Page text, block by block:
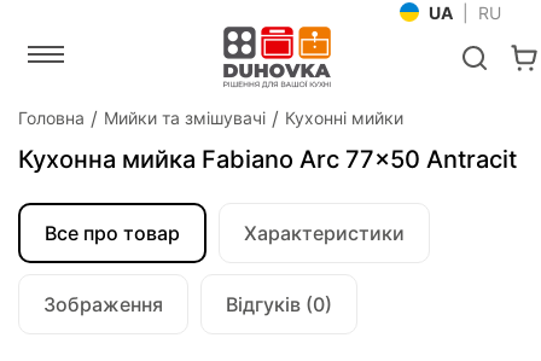
UA RU
Головна Мийки та змішувачі Кухонні мийки
Кухонна мийка Fabiano Arc 77x50 Antracit
Все про товар Характеристики
Зображення Відгуків (0)